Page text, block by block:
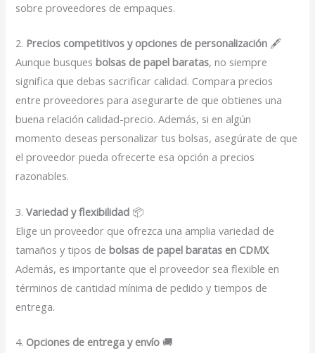
sobre proveedores de empaques.
2. Precios competitivos y opciones de personalización 🖋️
Aunque busquesbolsas de papel baratas, no siempre
significa que debas sacrificar calidad. Compara precios
entre proveedores para asegurarte de que obtienes una
buena relación calidad-precio. Además, si en algún
momento deseas personalizar tus bolsas, asegúrate de que
el proveedor pueda ofrecerte esa opción a precios
razonables.
3.Variedad y flexibilidad 📦
Elige un proveedor que ofrezca una amplia variedad de
tamaños y tipos debolsas de papel baratas en CDMX.
Además, es importante que el proveedor sea flexible en
términos de cantidad mínima de pedido y tiempos de
entrega.
4. Opciones de entrega y envío 🚚